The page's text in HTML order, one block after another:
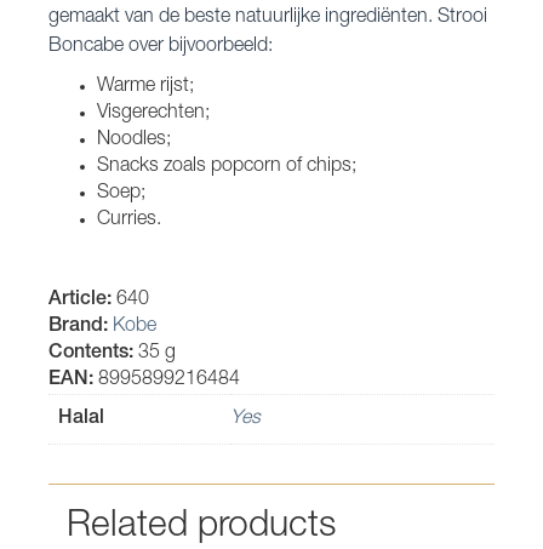
gemaakt van de beste natuurlijke ingrediënten. Strooi
Boncabe over bijvoorbeeld:
Warme rijst;
Visgerechten;
Noodles;
Snacks zoals popcorn of chips;
Soep;
Curries.
Article: 640
Brand: Kobe
Contents: 35 g
EAN: 8995899216484
Halal
Yes
Related products